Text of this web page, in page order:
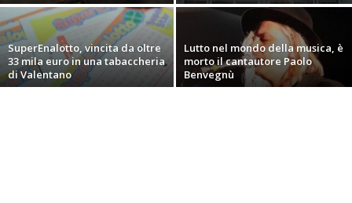
SuperEnalotto, vincita da oltre
33 mila euro in una tabaccheria
di Valentano
Lutto nel mondo della musica, è
morto il cantautore Paolo
Benvegnù